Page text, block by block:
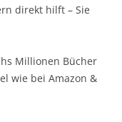
direkt hilft – Sie
Millionen Bücher
wie bei Amazon &